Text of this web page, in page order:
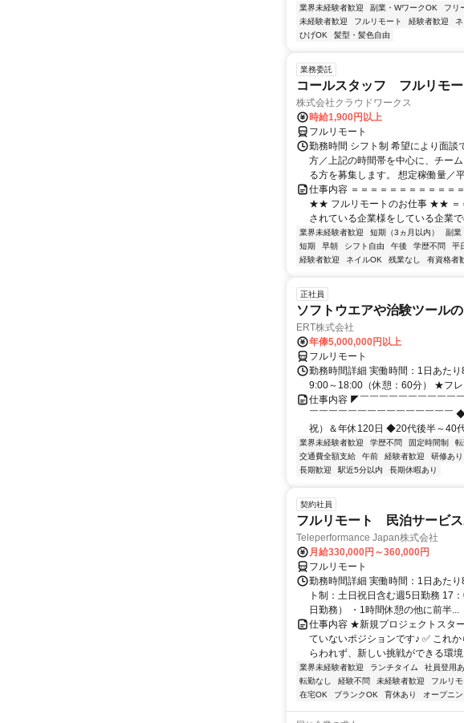
業界未経験者歓迎 副業・WワークOK フリ
未経験者歓迎
フルリモート 経験者歓迎
ひげOK
髪型・髪色自由
業務委託
コールスタッフ フルリモ
株式会社クラウドワークス
時給1,900円以上
フルリモート
勤務時間 シフト制 希望により面談
方／上記の時間帯を中心に、チー
る方を募集します。 想定稼働量／
仕事内容 ＝＝＝＝＝＝＝＝＝＝＝
★★ フルリモートのお仕事 ★★ ＝
されている企業様をしている企業
業界未経験者歓迎 短期（3ヵ月以内） 副業
短期
早朝 シフト自由 午後 学歴不問 平
経験者歓迎
ネイルOK 残業なし 有資格者
正社員
ソフトウエアや治験ツール
ERT株式会社
年俸5,000,000円以上
フルリモート
勤務時間詳細 実働時間：1日あた
9:00～18:00（休憩：60分） ★フレ
仕事内容 ◤￣￣￣￣￣￣￣￣￣￣
￣￣￣￣￣￣￣￣￣￣￣￣￣￣￣
祝）＆年休120日 ◆20代後半～40
業界未経験者歓迎 学歴不問 固定時間制 転
交通費全額支給
午前 経験者歓迎 研修あり
長期歓迎
駅近5分以内 長期休暇あり
契約社員
フルリモート 民泊サービ
Teleperformance Japan株式会社
月給330,000円～360,000円
フルリモート
勤務時間詳細 実働時間：1日あた
ト制：土日祝日含む週5日勤務 17
日勤務） ・1時間休憩の他に前半...
仕事内容 ★新規プロジェクトスタ
ていないポジションです♪ ✅ これ
らわれず、新しい挑戦ができる環境
業界未経験者歓迎 ランチタイム 社員登用
転勤なし
経験不問 未経験者歓迎 フルリモ
在宅OK
ブランクOK 育休あり オープニ